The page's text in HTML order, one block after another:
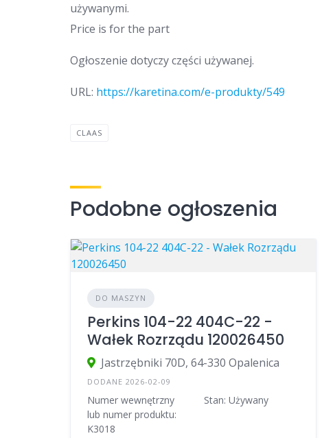
używanymi.
Price is for the part
Ogłoszenie dotyczy części używanej.
URL: https://karetina.com/e-produkty/549
CLAAS
Podobne ogłoszenia
DO MASZYN
Perkins 104-22 404C-22 -
Wałek Rozrządu 120026450
Jastrzębniki 70D, 64-330 Opalenica
DODANE 2026-02-09
Numer wewnętrzny
lub numer produktu:
K3018
Stan: Używany